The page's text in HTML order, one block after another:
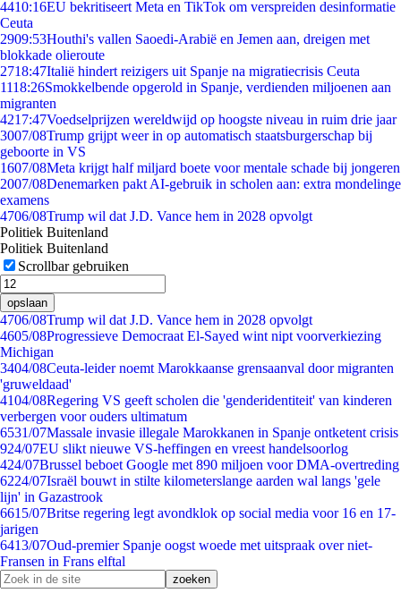
4410:16EU bekritiseert Meta en TikTok om verspreiden desinformatie
Ceuta
2909:53Houthi's vallen Saoedi-Arabië en Jemen aan, dreigen met
blokkade olieroute
2718:47Italië hindert reizigers uit Spanje na migratiecrisis Ceuta
1118:26Smokkelbende opgerold in Spanje, verdienden miljoenen aan
migranten
4217:47Voedselprijzen wereldwijd op hoogste niveau in ruim drie jaar
3007/08Trump grijpt weer in op automatisch staatsburgerschap bij
geboorte in VS
1607/08Meta krijgt half miljard boete voor mentale schade bij jongeren
2007/08Denemarken pakt AI-gebruik in scholen aan: extra mondelinge
examens
4706/08Trump wil dat J.D. Vance hem in 2028 opvolgt
Politiek Buitenland
Politiek Buitenland
Scrollbar gebruiken
opslaan
4706/08Trump wil dat J.D. Vance hem in 2028 opvolgt
4605/08Progressieve Democraat El-Sayed wint nipt voorverkiezing
Michigan
3404/08Ceuta-leider noemt Marokkaanse grensaanval door migranten
'gruweldaad'
4104/08Regering VS geeft scholen die 'genderidentiteit' van kinderen
verbergen voor ouders ultimatum
6531/07Massale invasie illegale Marokkanen in Spanje ontketent crisis
924/07EU slikt nieuwe VS-heffingen en vreest handelsoorlog
424/07Brussel beboet Google met 890 miljoen voor DMA-overtreding
6224/07Israël bouwt in stilte kilometerslange aarden wal langs 'gele
lijn' in Gazastrook
6615/07Britse regering legt avondklok op social media voor 16 en 17-
jarigen
6413/07Oud-premier Spanje oogst woede met uitspraak over niet-
Fransen in Frans elftal